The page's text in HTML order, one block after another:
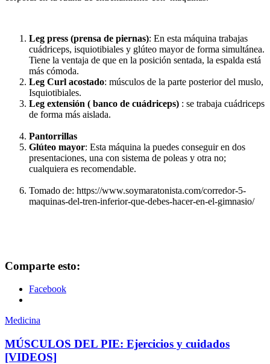
Leg press (prensa de piernas): En esta máquina trabajas
cuádriceps, isquiotibiales y glúteo mayor de forma simultánea.
Tiene la ventaja de que en la posición sentada, la espalda está
más cómoda.
Leg Curl acostado: músculos de la parte posterior del muslo,
Isquiotibiales.
Leg extensión ( banco de cuádriceps) : se trabaja cuádriceps
de forma más aislada.
Pantorrillas
Glúteo mayor: Esta máquina la puedes conseguir en dos
presentaciones, una con sistema de poleas y otra no;
cualquiera es recomendable.
Tomado de: https://www.soymaratonista.com/corredor-5-
maquinas-del-tren-inferior-que-debes-hacer-en-el-gimnasio/
Comparte esto:
Facebook
Medicina
MÚSCULOS DEL PIE: Ejercicios y cuidados
[VIDEOS]